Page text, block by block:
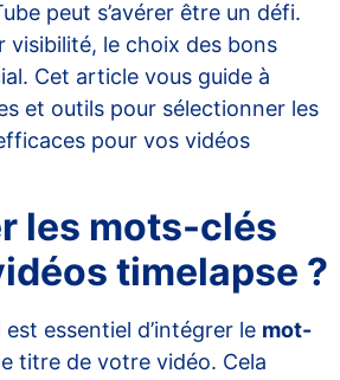
peut s’avérer être un défi.
visibilité, le choix des bons
Cet article vous guide à
et outils pour sélectionner les
pour vos vidéos
les mots-clés
timelapse ?
essentiel d’intégrer le mot-
titre de votre vidéo. Cela